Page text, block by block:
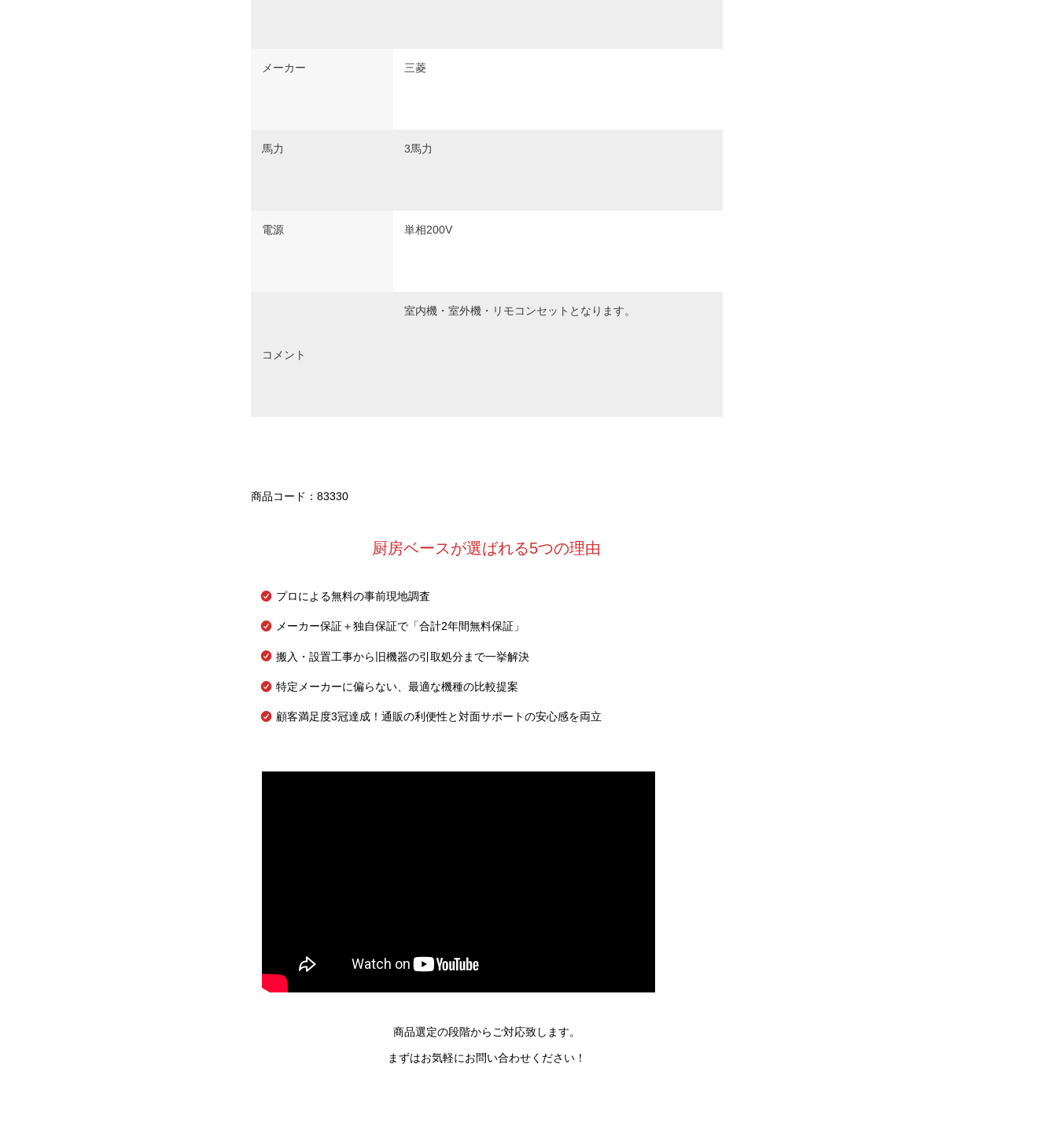
メーカー 三菱
馬力 3馬力
電源 単相200V
コメント
室内機・室外機・リモコンセットとなります。
商品コード：83330
厨房ベースが選ばれる5つの理由
プロによる無料の事前現地調査
メーカー保証＋独自保証で「合計2年間無料保証」
搬入・設置工事から旧機器の引取処分まで一挙解決
特定メーカーに偏らない、最適な機種の比較提案
顧客満足度3冠達成！通販の利便性と対面サポートの安心感を両立
商品選定の段階からご対応致します。
まずはお気軽にお問い合わせください！